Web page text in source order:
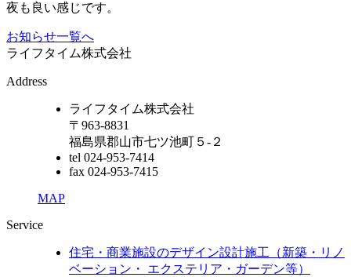
夜も良い感じです。
お知らせ一覧へ
ライフタイム株式会社
Address
ライフタイム株式会社
〒963-8831
福島県郡山市七ツ池町５-２
tel 024-953-7414
fax 024-953-7415
MAP
Service
住宅・商業施設のデザイン設計施工（新築・リノ
ベーション・ エクステリア・ガーデン等）